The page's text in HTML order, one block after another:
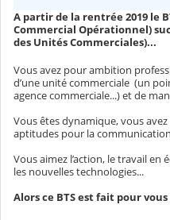
A partir de la rentrée 2019 le
Commercial Opérationnel)
des Unités Commerciales)...
Vous avez pour ambition
d’une unité commerciale (un
agence commerciale...) et de
Vous êtes dynamique, vous
aptitudes pour la
Vous aimez l’action, le travail
les nouvelles technologies...
Alors ce BTS est fait pour vous